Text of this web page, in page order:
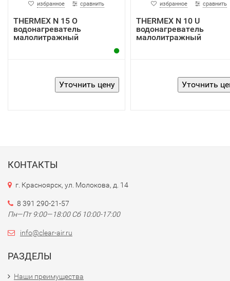
избранное сравнить
THERMEX N 15 O
водонагреватель
малолитражный
избранное сравнить
THERMEX N 10 U
водонагреватель
малолитражный
КОНТАКТЫ
г. Красноярск, ул. Молокова, д. 14
8 391 290-21-57
Пн—Пт 9:00—18:00 Сб 10:00-17:00
info@clear-air.ru
РАЗДЕЛЫ
Наши преимущества